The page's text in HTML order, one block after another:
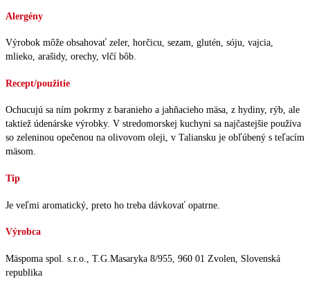
Alergény
Výrobok môže obsahovať zeler, horčicu, sezam, glutén, sóju, vajcia,
mlieko, arašidy, orechy, vlčí bôb.
Recept/použitie
Ochucujú sa ním pokrmy z baranieho a jahňacieho mäsa, z hydiny, rýb, ale
taktiež údenárske výrobky. V stredomorskej kuchyni sa najčastejšie používa
so zeleninou opečenou na olivovom oleji, v Taliansku je obľúbený s teľacím
mäsom.
Tip
Je veľmi aromatický, preto ho treba dávkovať opatrne.
Výrobca
Mäspoma spol. s.r.o., T.G.Masaryka 8/955, 960 01 Zvolen, Slovenská
republika